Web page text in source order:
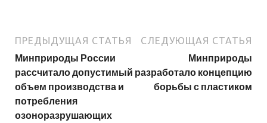
ПРЕДЫДУЩАЯ СТАТЬЯ
Минприроды России
рассчитало допустимый
объем производства и
потребления
озоноразрушающих
СЛЕДУЮЩАЯ СТАТЬЯ
Минприроды
разработало концепцию
борьбы с пластиком